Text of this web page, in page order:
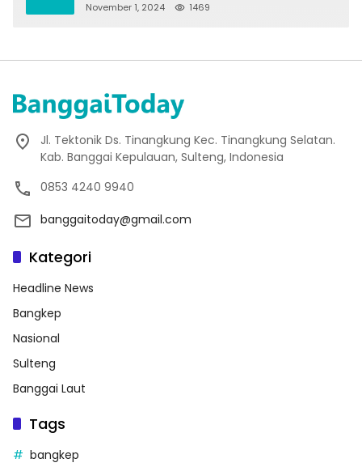
November 1, 2024 1469
Jl. Tektonik Ds. Tinangkung Kec. Tinangkung Selatan.
Kab. Banggai Kepulauan, Sulteng, Indonesia
0853 4240 9940
banggaitoday@gmail.com
Kategori
Headline News
Bangkep
Nasional
Sulteng
Banggai Laut
Tags
bangkep